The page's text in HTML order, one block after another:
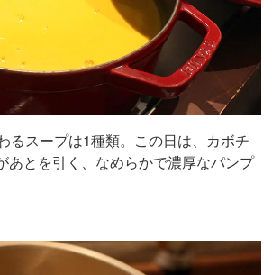
るスープは1種類。この日は、カボチ
あとを引く、なめらかで濃厚なパンプ